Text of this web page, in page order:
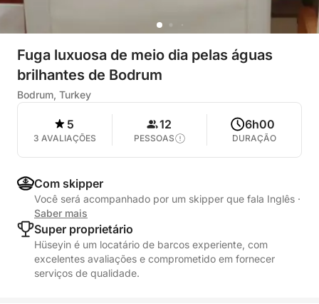
Fuga luxuosa de meio dia pelas águas
brilhantes de Bodrum
Bodrum, Turkey
5
3 AVALIAÇÕES
12
PESSOAS
6h00
DURAÇÃO
Com skipper
Você será acompanhado por um skipper que fala Inglês ·
Saber mais
Super proprietário
Hüseyin é um locatário de barcos experiente, com
excelentes avaliações e comprometido em fornecer
serviços de qualidade.